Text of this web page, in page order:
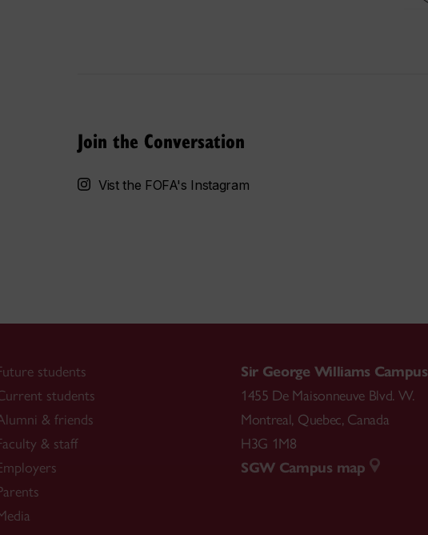
Join the Conversation
Vist the FOFA's Instagram
students
students
& friends
& staff
Sir George Williams Campus
1455 De Maisonneuve Blvd. W.
Montreal, Quebec, Canada
H3G 1M8
SGW Campus map